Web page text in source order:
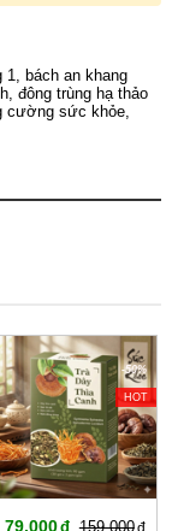
1
bách an khang
đông trùng hạ thảo
cường sức khỏe
-50%
HOT
79,000 159,000